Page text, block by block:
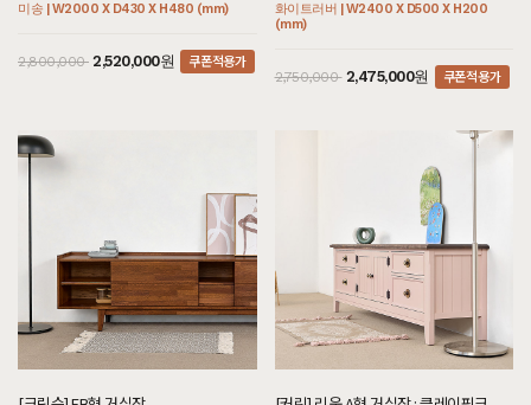
미송 | W2000 X D430 X H480 (mm)
2,800,000 2,520,000원 쿠폰적용가
화이트러버 | W2400 X D500 X H200
(mm)
2,750,000 2,475,000원 쿠폰적용가